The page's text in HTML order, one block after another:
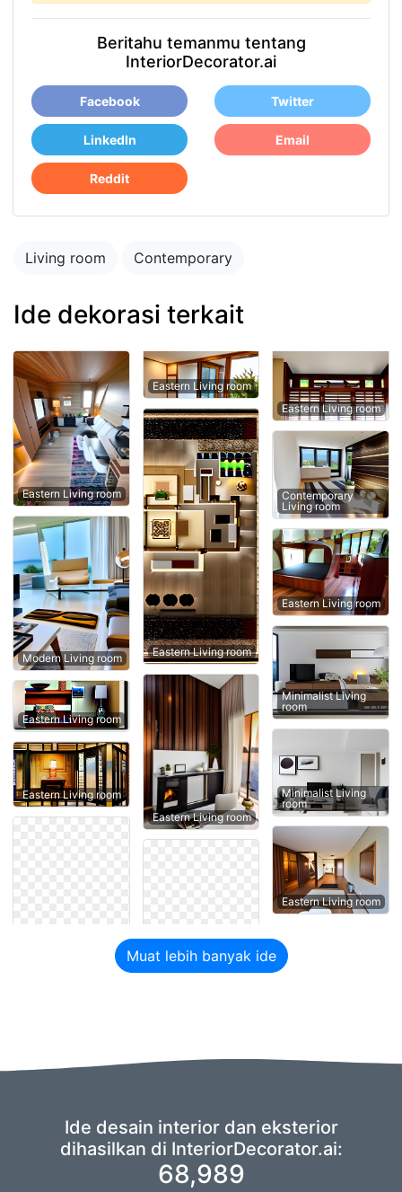
Beritahu temanmu tentang
InteriorDecorator.ai
Facebook Twitter
LinkedIn Email
Reddit
Living room Contemporary
Ide dekorasi terkait
Eastern Living room
Modern Living room
Eastern Living room
Eastern Living room
Eastern Living room
Eastern Living room
Eastern Living room
Eastern Living room
Contemporary
Living room
Eastern Living room
Minimalist Living
room
Minimalist Living
room
Eastern Living room
Muat lebih banyak ide
Ide desain interior dan eksterior
dihasilkan di InteriorDecorator.ai:
68,989